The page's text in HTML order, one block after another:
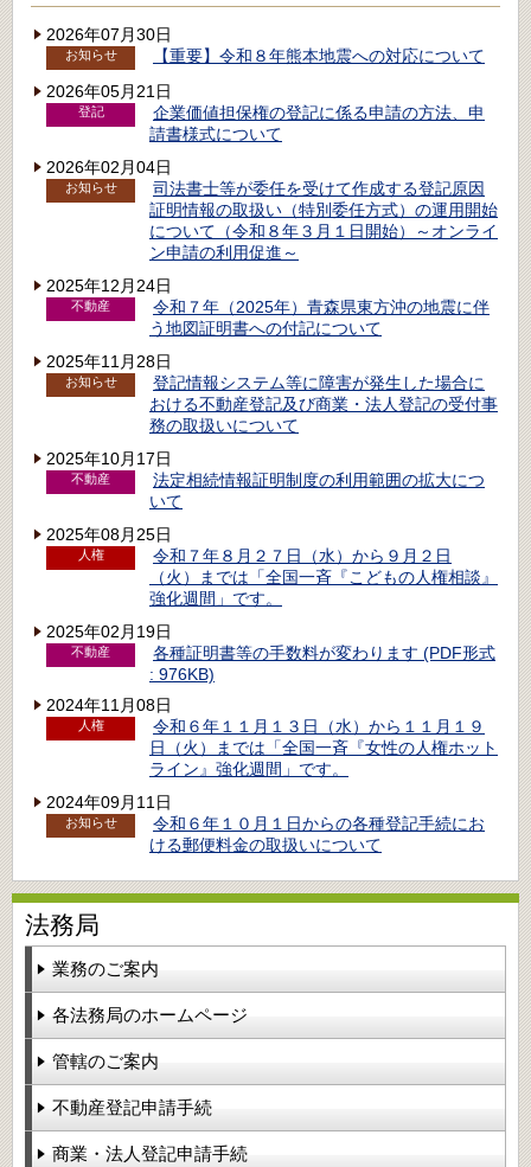
2026年07月30日
お知らせ
【重要】令和８年熊本地震への対応について
2026年05月21日
登記
企業価値担保権の登記に係る申請の方法、申
請書様式について
2026年02月04日
お知らせ
司法書士等が委任を受けて作成する登記原因
証明情報の取扱い（特別委任方式）の運用開始
について（令和８年３月１日開始）～オンライ
ン申請の利用促進～
2025年12月24日
不動産
令和７年（2025年）青森県東方沖の地震に伴
う地図証明書への付記について
2025年11月28日
お知らせ
登記情報システム等に障害が発生した場合に
おける不動産登記及び商業・法人登記の受付事
務の取扱いについて
2025年10月17日
不動産
法定相続情報証明制度の利用範囲の拡大につ
いて
2025年08月25日
人権
令和７年８月２７日（水）から９月２日
（火）までは「全国一斉『こどもの人権相談』
強化週間」です。
2025年02月19日
不動産
各種証明書等の手数料が変わります (PDF形式
: 976KB)
2024年11月08日
人権
令和６年１１月１３日（水）から１１月１９
日（火）までは「全国一斉『女性の人権ホット
ライン』強化週間」です。
2024年09月11日
お知らせ
令和６年１０月１日からの各種登記手続にお
ける郵便料金の取扱いについて
法務局
業務のご案内
各法務局のホームページ
管轄のご案内
不動産登記申請手続
商業・法人登記申請手続